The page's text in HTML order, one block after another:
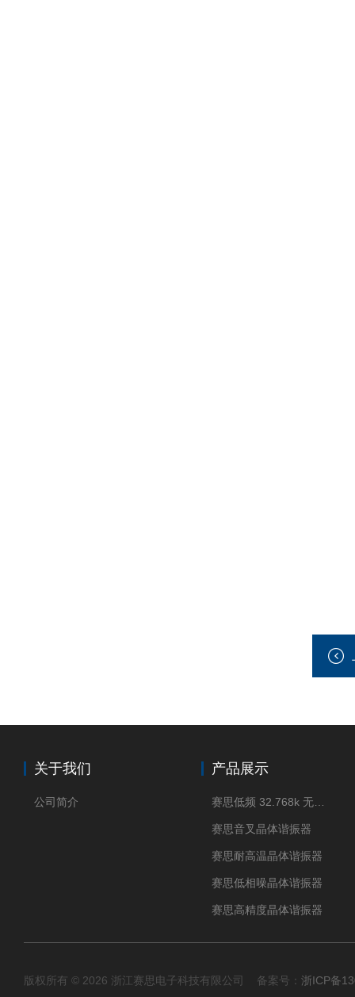
关于我们
公司简介
产品展示
赛思音叉晶体谐振器
赛思耐高温晶体谐振器
赛思低相噪晶体谐振器
赛思高精度晶体谐振器
版权所有 © 2026 浙江赛思电子科技有限公司 备案号： 浙ICP备